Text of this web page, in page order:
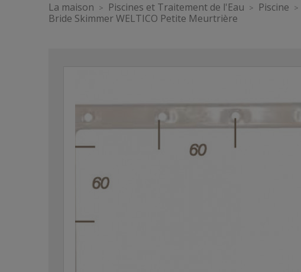
La maison Piscines et Traitement de l'Eau Piscine
Bride Skimmer WELTICO Petite Meurtrière